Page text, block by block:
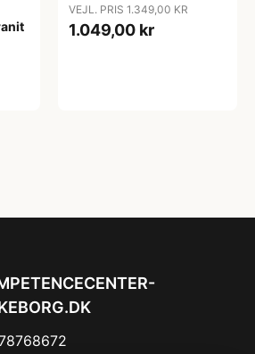
VEJL. PRIS 1.349,00 KR
1.049,00 kr